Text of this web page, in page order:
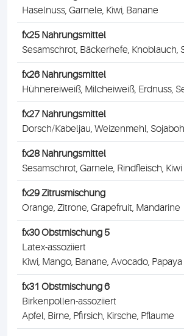
Haselnuss, Garnele, Kiwi, Banane
fx25 Nahrungsmittel
Sesamschrot, Bäckerhefe, Knoblauch,
fx26 Nahrungsmittel
Hühnereiweiß, Milcheiweiß, Erdnuss,
fx27 Nahrungsmittel
Dorsch/Kabeljau, Weizenmehl,
fx28 Nahrungsmittel
Sesamschrot, Garnele, Rindfleisch, Kiwi
fx29 Zitrusmischung
Orange, Zitrone, Grapefruit, Mandarine
fx30 Obstmischung 5
Latex-assoziiert
Kiwi, Mango, Banane, Avocado, Papaya
fx31 Obstmischung 6
Birkenpollen-assoziiert
Apfel, Birne, Pfirsich, Kirsche, Pflaume